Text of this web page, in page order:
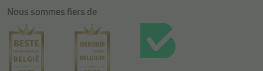
Nous sommes fiers de